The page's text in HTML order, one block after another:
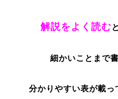
解説をよく読む
細かいことまで
分かりやすい表が載っ